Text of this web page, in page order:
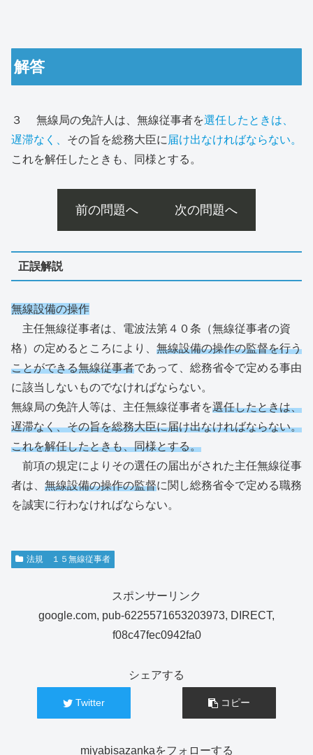
解答
３ 無線局の免許人は、無線従事者を選任したときは、
遅滞なく、 その旨を総務大臣に 届け出なければならない。
これを解任したときも、同様とする。
前の問題へ 次の問題へ
正誤解説
無線設備の操作
主任無線従事者は、電波法第４０条（無線従事者の資
格）の定めるところにより、 無線設備の操作の監督を行う
ことができる無線従事者であって、総務省令で定める事由
に該当しないものでなければならない。
無線局の免許人等は、主任無線従事者を選任したときは、
遅滞なく、その旨を総務大臣に届け出なければならない。
これを解任したときも、同様とする。
前項の規定によりその選任の届出がされた主任無線従事
者は、 無線設備の操作の監督に関し総務省令で定める職務
を誠実に行わなければならない。
法規 １５無線従事者
スポンサーリンク
google.com, pub-6225571653203973, DIRECT,
f08c47fec0942fa0
シェアする
Twitter コピー
miyabisazankaをフォローする